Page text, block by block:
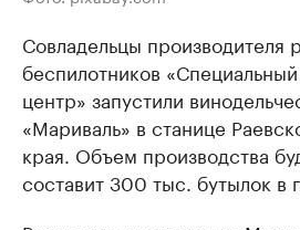
Совладельцы производителя
беспилотников
центр» запустили
«Мариваль» в станице
края. Объем производства
составит 300 тыс. бутылок в